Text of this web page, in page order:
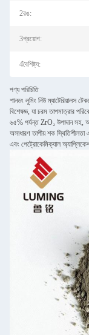
2রঙ:
3প্রয়োগ:
4বৈশিষ্ট্য:
পণ্য পরিচিতি
শানডং লুমিং নিউ ম্যাটেরিয়ালস
বিশেষজ্ঞ, যা চরম তাপমাত্রার
৬৫% পর্যন্ত ZrO₂ উপাদান সহ,
অসাধারণ তাপীয় শক স্থিতিশীলতা
এবং পেট্রোকেমিক্যাল